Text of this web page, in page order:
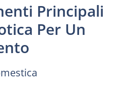
Principali
Per Un